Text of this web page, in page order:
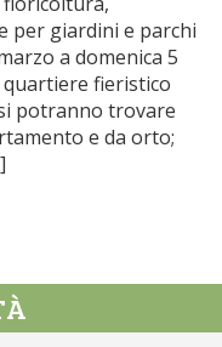
per giardini e parchi
a domenica 5
quartiere fieristico
potranno trovare
e da orto;